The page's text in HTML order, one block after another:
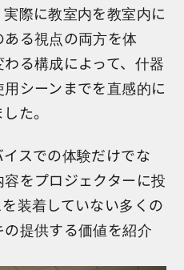
際に教室内を教室内に
る視点の両方を体
る構成によって、什器
シーンまでを直感的に
た。
スでの体験だけでな
をプロジェクターに投
装着していない多くの
提供する価値を紹介